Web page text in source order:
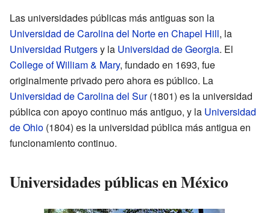
Las universidades públicas más antiguas son la
Universidad de Carolina del Norte en Chapel Hill, la
Universidad Rutgersy la Universidad de Georgia. El
College of William & Mary, fundado en 1693, fue
originalmente privado pero ahora es público. La
Universidad de Carolina del Sur(1801) es la universidad
pública con apoyo continuo más antiguo, y la Universidad
de Ohio (1804) es la universidad pública más antigua en
funcionamiento continuo.
Universidades públicas en México